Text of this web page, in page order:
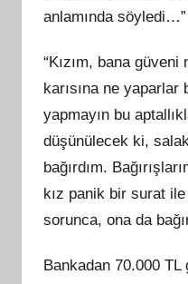
anlamında
“Kızım, bana
karısına ne
yapmayın bu
düşünülecek ki,
bağırdım.
kız panik bir surat ile
sorunca, ona da
Bankadan 70.000